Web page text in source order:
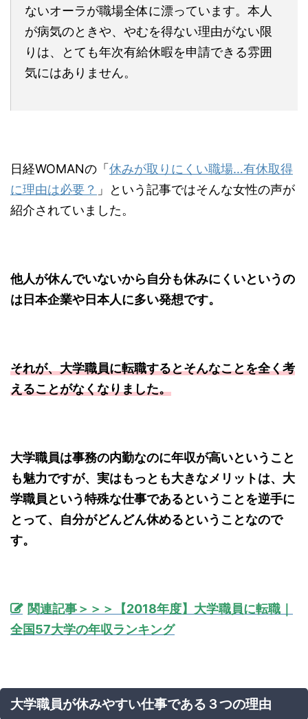
ないオーラが職場全体に漂っています。本人
が病気のときや、やむを得ない理由がない限
りは、とても年次有給休暇を申請できる雰囲
気にはありません。
日経WOMANの「 休みが取りにくい職場…有休取得
に理由は必要？ 」という記事ではそんな女性の声が
紹介されていました。
他人が休んでいないから自分も休みにくいというの
は日本企業や日本人に多い発想です。
それが、大学職員に転職するとそんなことを全く考
えることがなくなりました。
大学職員は事務の内勤なのに年収が高いということ
も魅力ですが、実はもっとも大きなメリットは、大
学職員という特殊な仕事であるということを逆手に
とって、自分がどんどん休めるということなので
す。
関連記事＞＞＞【2018年度】大学職員に転職｜
全国57大学の年収ランキング
大学職員が休みやすい仕事である３つの理由